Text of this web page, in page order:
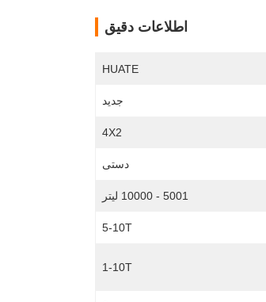
اطلاعات دقیق
HUATE
جدید
4X2
دستی
5001 - 10000 لیتر
5-10T
1-10T